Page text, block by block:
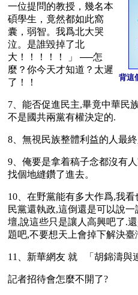
背這
一位提問的教授，幾名本
碩學生，竟然都如此窩
囊，弱智。我爲北大哭
泣。是誰毀掉了北
大！！！！！ 」 ──怎
麼？你今天才知道？太遲
了！！
7、能否促進民主,畢竟中華民
不是國共兩黨有權決定的.
8、無視民族整體利益的人最
9、俺要是拿着稿子念都沒有
找個地縫鑽了進去。
10、在野黨能有多大作爲,我
民黨還執政,這倒還是可以說
壇,說這些只是讓人高興吧了.
題吧,不要想天上會掉下解決
11、新華網友 就   「胡錦濤與
記者招待會怎麼不開了?